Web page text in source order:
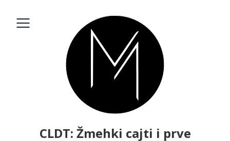
CLDT: Žmehki cajti i prve